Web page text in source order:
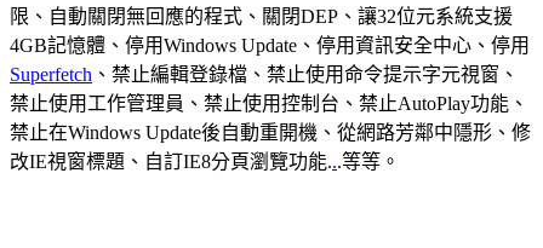
限、自動關閉無回應的程式、關閉DEP、讓32位元系統支援
4GB記憶體、停用Windows Update、停用資訊安全中心、停用
Superfetch 、禁止編輯登錄檔、禁止使用命令提示字元視窗、
禁止使用工作管理員、禁止使用控制台、禁止AutoPlay功能、
禁止在Windows Update後自動重開機、從網路芳鄰中隱形、修
改IE視窗標題、自訂IE8分頁瀏覽功能...等等。